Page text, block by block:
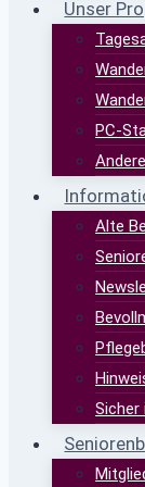
Unser
PC-
Alte
Sicher